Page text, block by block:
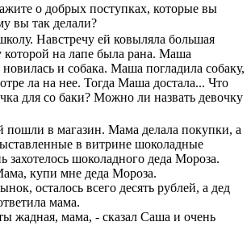
о добрых поступках, которые вы
вы так делали?
Навстречу ей ковыляла большая
которой на лапе была рана. Маша
новилась и собака. Маша погладила собаку,
ла на нее. Тогда Маша достала... Что
для со баки? Можно ли назвать девочку
пошли в магазин. Мама делала покупки, а
в витрине шоколадные
захотелось шоколадного деда Мороза.
купи мне деда Мороза.
осталось всего десять рублей, а дед
мама.
жадная, мама, - сказал Саша и очень